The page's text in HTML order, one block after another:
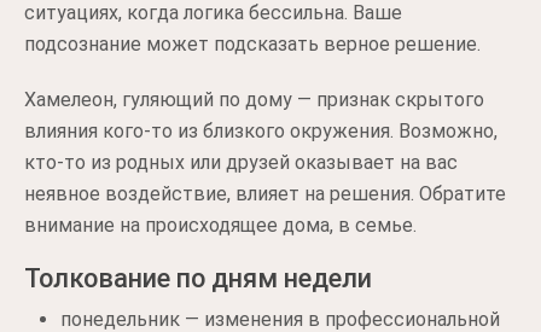
ситуациях, когда логика бессильна. Ваше
подсознание может подсказать верное решение.
Хамелеон, гуляющий по дому — признак скрытого
влияния кого-то из близкого окружения. Возможно,
кто-то из родных или друзей оказывает на вас
неявное воздействие, влияет на решения. Обратите
внимание на происходящее дома, в семье.
Толкование по дням недели
понедельник — изменения в профессиональной